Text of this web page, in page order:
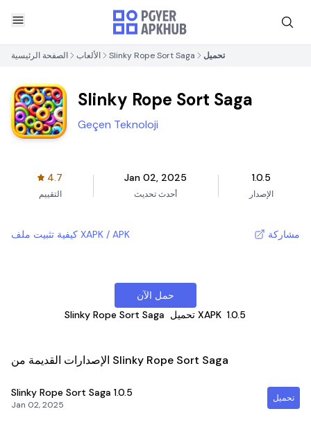
الصفحة الرئيسية الألعاب Slinky Rope Sort Saga تحميل
Slinky Rope Sort Saga
Geçen Teknoloji
4.7
التقييم
Jan 02, 2025
أحدث تحديث
1.0.5
الإصدار
كيفية تثبيت ملف XAPK / APK مشاركة
حمل الآن
Slinky Rope Sort Saga
تحميل XAPK 1.0.5
الإصدارات القديمة من Slinky Rope Sort Saga
Slinky Rope Sort Saga 1.0.5
Jan 02, 2025
تحميل